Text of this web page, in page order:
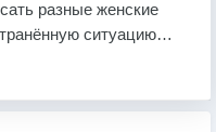
разные женские
ситуацию…